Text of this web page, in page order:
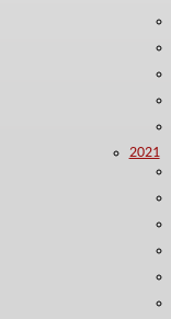
2021